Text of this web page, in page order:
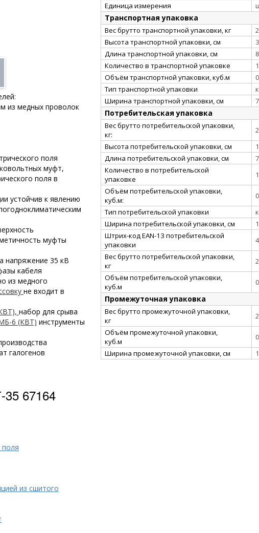
из медных проволок
поля
муфт,
поля в
устойчив к явлению
муфты
напряжение 35 кВ
кабеля
из медного
не входит в
набор для срыва
6 (КВТ) инструменты
галогенов
67164
поля
из сшитого
Единица измерения
Транспортная упаковка
Вес брутто транспортной упаковки, кг
Высота транспортной упаковки, см
Длина транспортной упаковки, см
Количество в транспортной упаковке
Объём транспортной упаковки, куб.м
Тип транспортной упаковки
Ширина транспортной упаковки, см
Потребительская упаковка
Вес брутто потребительской упаковки,
кг:
Высота потребительской упаковки, см
Длина потребительской упаковки, см
Количество в потребительской
упаковке
1
Объём потребительской упаковки,
куб.м:
Тип потребительской упаковки
Ширина потребительской упаковки, см
Штрих-код EAN-13 потребительской
упаковки
Вес брутто потребительской упаковки,
кг
Объём потребительской упаковки,
куб.м
Промежуточная упаковка
Вес брутто промежуточной упаковки,
кг
Объём промежуточной упаковки,
куб.м
Ширина промежуточной упаковки, см